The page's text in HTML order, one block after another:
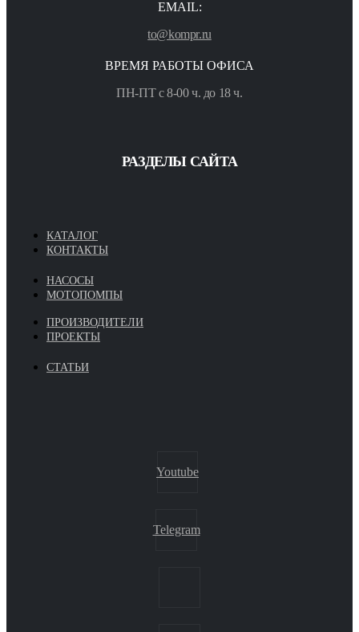
EMAIL:
to@kompr.ru
ВРЕМЯ РАБОТЫ ОФИСА
ПН-ПТ с 8-00 ч. до 18 ч.
РАЗДЕЛЫ САЙТА
КАТАЛОГ
КОНТАКТЫ
НАСОСЫ
МОТОПОМПЫ
ПРОИЗВОДИТЕЛИ
ПРОЕКТЫ
СТАТЬИ
Youtube
Telegram